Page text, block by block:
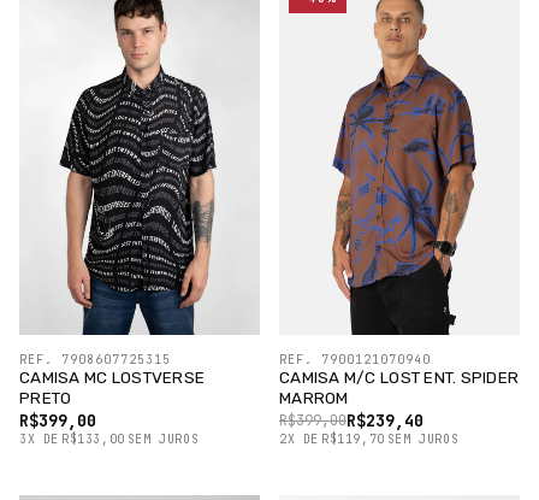
CAMISA MC LOSTVERSE
PRETO
R$399,00
3X DE R$133,00 SEM JUROS
REF. 7908607725315
CAMISA M/C LOST ENT. SPIDER
MARROM
R$239,40
R$399,00
2X DE R$119,70 SEM JUROS
REF. 7900121070940